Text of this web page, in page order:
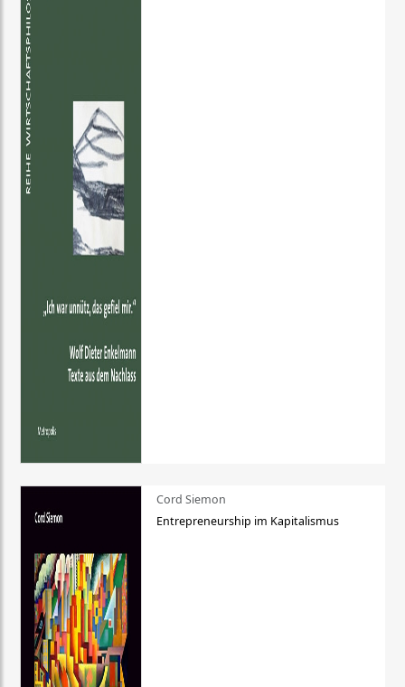
Cord Siemon
Entrepreneurship im Kapitalismus